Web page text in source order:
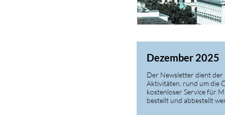
Dezember 2025
Der Newsletter dient
Aktivitäten, rund um die
kostenloser Service für
bestellt und abbestellt